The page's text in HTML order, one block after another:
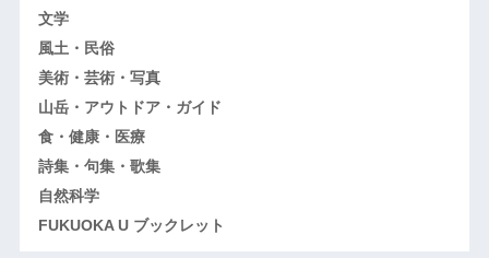
文学
風土・民俗
美術・芸術・写真
山岳・アウトドア・ガイド
食・健康・医療
詩集・句集・歌集
自然科学
FUKUOKA U ブックレット